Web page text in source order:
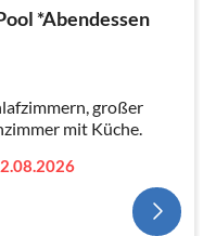
*Abendessen
großer
mit Küche.